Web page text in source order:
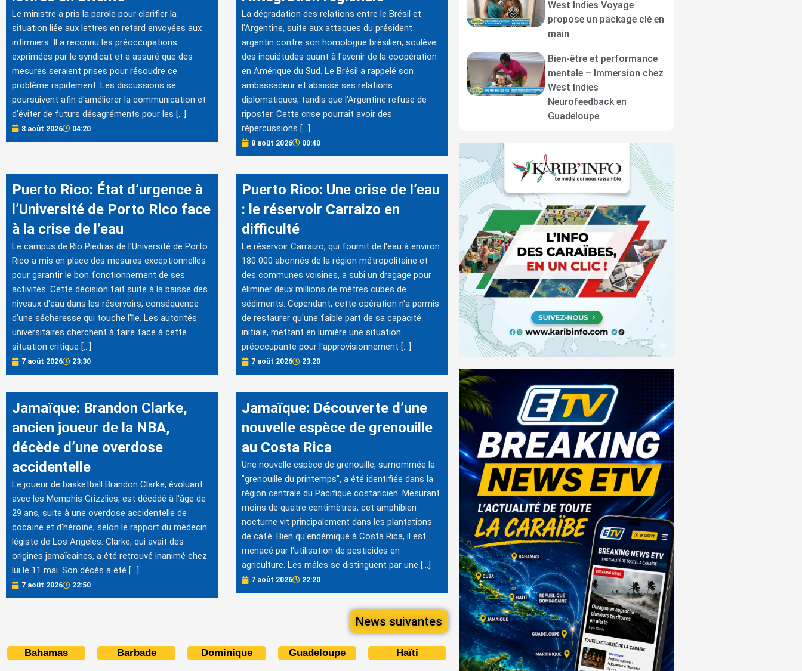
Le ministre a pris la parole pour clarifier la
situation liée aux lettres en retard envoyées aux
infirmiers. Il a reconnu les préoccupations
exprimées par le syndicat et a assuré que des
mesures seraient prises pour résoudre ce
problème rapidement. Les discussions se
poursuivent afin d'améliorer la communication et
d'éviter de futurs désagréments pour les […]
8 août 2026 04:20
La dégradation des relations entre le Brésil et
l'Argentine, suite aux attaques du président
argentin contre son homologue brésilien, soulève
des inquiétudes quant à l'avenir de la coopération
en Amérique du Sud. Le Brésil a rappelé son
ambassadeur et abaissé ses relations
diplomatiques, tandis que l'Argentine refuse de
riposter. Cette crise pourrait avoir des
répercussions […]
8 août 2026 00:40
Puerto Rico: État d’urgence à
l’Université de Porto Rico face
à la crise de l’eau
Le campus de Río Piedras de l'Université de Porto
Rico a mis en place des mesures exceptionnelles
pour garantir le bon fonctionnement de ses
activités. Cette décision fait suite à la baisse des
niveaux d'eau dans les réservoirs, conséquence
d'une sécheresse qui touche l'île. Les autorités
universitaires cherchent à faire face à cette
situation critique […]
7 août 2026 23:30
Puerto Rico: Une crise de l’eau
: le réservoir Carraizo en
difficulté
Le réservoir Carraizo, qui fournit de l'eau à environ
180 000 abonnés de la région métropolitaine et
des communes voisines, a subi un dragage pour
éliminer deux millions de mètres cubes de
sédiments. Cependant, cette opération n'a permis
de restaurer qu'une faible part de sa capacité
initiale, mettant en lumière une situation
préoccupante pour l'approvisionnement […]
7 août 2026 23:20
Jamaïque: Brandon Clarke,
ancien joueur de la NBA,
décède d’une overdose
accidentelle
Le joueur de basketball Brandon Clarke, évoluant
avec les Memphis Grizzlies, est décédé à l'âge de
29 ans, suite à une overdose accidentelle de
cocaïne et d'héroïne, selon le rapport du médecin
légiste de Los Angeles. Clarke, qui avait des
origines jamaïcaines, a été retrouvé inanimé chez
lui le 11 mai. Son décès a été […]
7 août 2026 22:50
Jamaïque: Découverte d’une
nouvelle espèce de grenouille
au Costa Rica
Une nouvelle espèce de grenouille, surnommée la
"grenouille du printemps", a été identifiée dans la
région centrale du Pacifique costaricien. Mesurant
moins de quatre centimètres, cet amphibien
nocturne vit principalement dans les plantations
de café. Bien qu'endémique à Costa Rica, il est
menacé par l'utilisation de pesticides en
agriculture. Les mâles se distinguent par une […]
7 août 2026 22:20
News suivantes
Bahamas Barbade Dominique Guadeloupe Haïti
West Indies Voyage
propose un package clé en
main
Bien-être et performance
mentale – Immersion chez
West Indies
Neurofeedback en
Guadeloupe